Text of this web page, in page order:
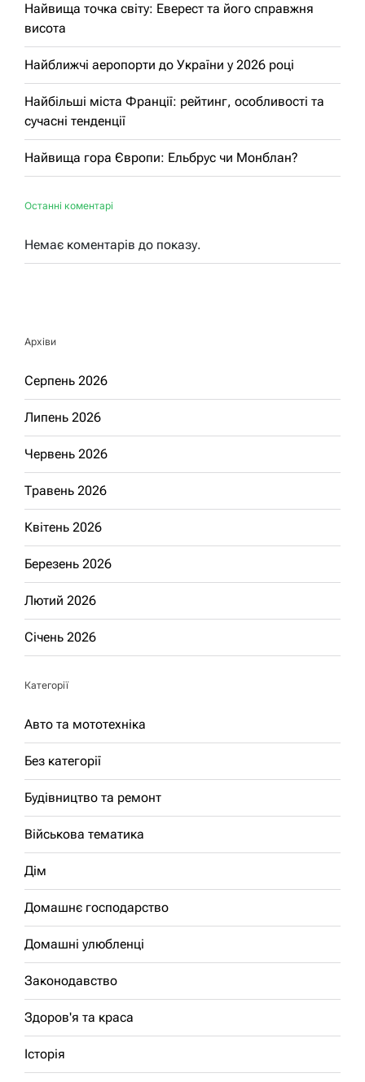
Найвища точка світу: Еверест та його справжня
висота
Найближчі аеропорти до України у 2026 році
Найбільші міста Франції: рейтинг, особливості та
сучасні тенденції
Найвища гора Європи: Ельбрус чи Монблан?
Останні коментарі
Немає коментарів до показу.
Архіви
Серпень 2026
Липень 2026
Червень 2026
Травень 2026
Квітень 2026
Березень 2026
Лютий 2026
Січень 2026
Категорії
Авто та мототехніка
Без категорії
Будівництво та ремонт
Військова тематика
Дім
Домашнє господарство
Домашні улюбленці
Законодавство
Здоров'я та краса
Історія